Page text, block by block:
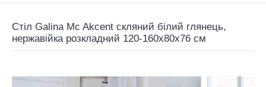
Стіл Galina Mc Akcent скляний білий глянець,
нержавійка розкладний 120-160x80x76 см